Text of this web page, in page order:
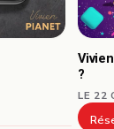
?
LE 22